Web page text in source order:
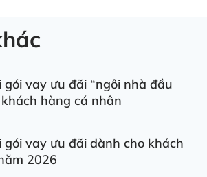
vay ưu đãi “ngôi nhà đầu
hàng cá nhân
gói vay ưu đãi dành cho khách
2026